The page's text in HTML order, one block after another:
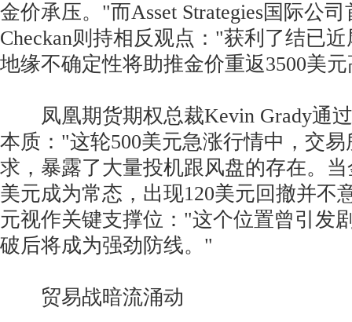
金价承压。"而Asset Strategies国际公
Checkan则持相反观点："获利了结已
地缘不确定性将助推金价重返3500美
凤凰期货期权总裁Kevin Grady通
本质："这轮500美元急涨行情中，交
求，暴露了大量投机跟风盘的存在。
美元成为常态，出现120美元回撤并不
元视作关键支撑位："这个位置曾引发
破后将成为强劲防线。"
贸易战暗流涌动